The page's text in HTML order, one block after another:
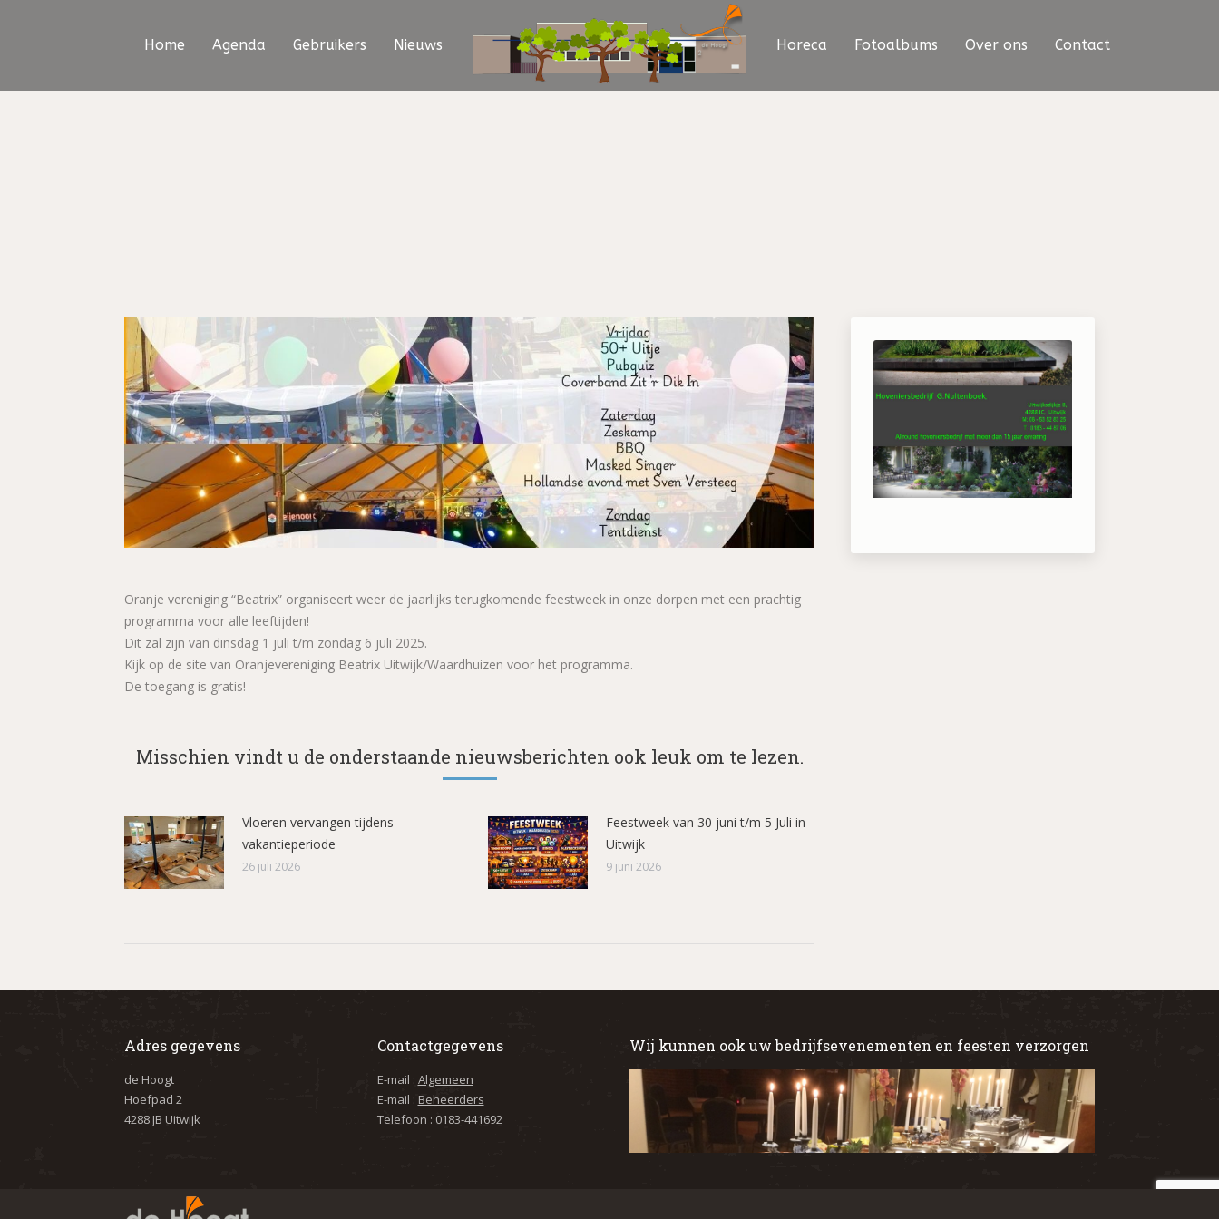
Home Agenda Gebruikers Nieuws Horeca Fotoalbums Over ons Contact
Oranje vereniging “Beatrix” organiseert weer de jaarlijks terugkomende feestweek in onze dorpen met een prachtig
programma voor alle leeftijden!
Dit zal zijn van dinsdag 1 juli t/m zondag 6 juli 2025.
Kijk op de site van Oranjevereniging Beatrix Uitwijk/Waardhuizen voor het programma.
De toegang is gratis!
Misschien vindt u de onderstaande nieuwsberichten ook leuk om te lezen.
Vloeren vervangen tijdens
vakantieperiode
26 juli 2026
Feestweek van 30 juni t/m 5 Juli in
Uitwijk
9 juni 2026
Adres gegevens
de Hoogt
Hoefpad 2
4288 JB Uitwijk
Contactgegevens
E-mail : Algemeen
E-mail : Beheerders
Telefoon : 0183-441692
Wij kunnen ook uw bedrijfsevenementen en feesten verzorgen